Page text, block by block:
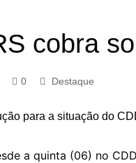
cobra
0 Destaque
a quinta (06) no